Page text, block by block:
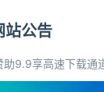
首页
站公告
9.9享高速下载通